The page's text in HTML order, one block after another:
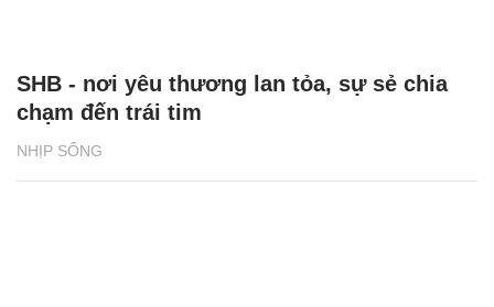
NHỊP SỐNG
SHB - nơi yêu thương lan tỏa, sự sẻ chia
chạm đến trái tim